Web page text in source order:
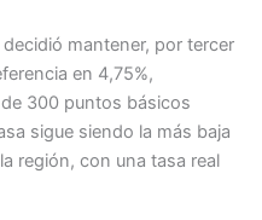
decidió mantener, por tercer
en 4,75%,
300 puntos básicos
sigue siendo la más baja
región, con una tasa real